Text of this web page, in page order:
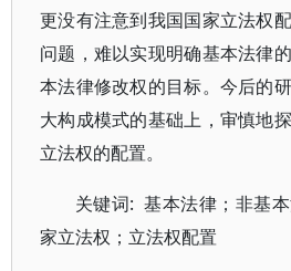
更没有注意到我国国家立法权
问题，难以实现明确基本法律
本法律修改权的目标。今后的
大构成模式的基础上，审慎地
立法权的配置。
关键词: 基本法律；非基
家立法权；立法权配置